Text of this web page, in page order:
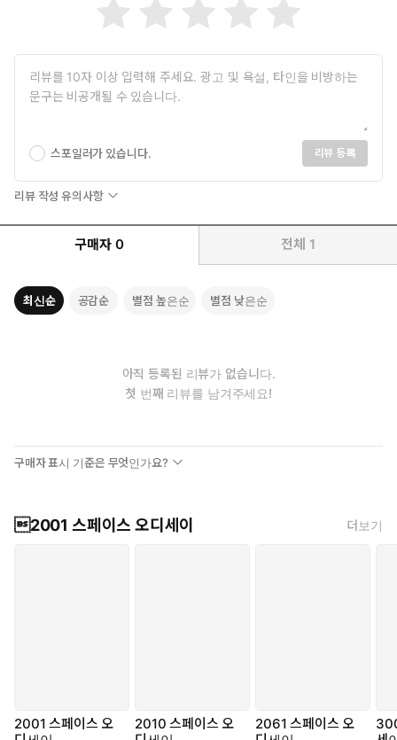
스포일러가 있습니다. 리뷰 등록
리뷰 작성 유의사항
구매자 0 전체 1
최신순 공감순 별점 높은순 별점 낮은순
아직 등록된 리뷰가 없습니다.
첫 번째 리뷰를 남겨주세요!
구매자 표시 기준은 무엇인가요?
2001 스페이스 오디세이 더보기
2001 스페이스 오
2010 스페이스 오
2061 스페이스 오